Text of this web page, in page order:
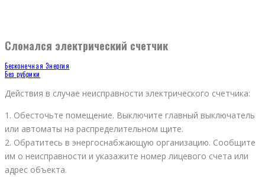
Сломался электрический счетчик
Бесконечная Энергия
Без рубрики
Действия в случае неисправности электрического счетчика:
1. Обесточьте помещение. Выключите главный выключатель
или автоматы на распределительном щите.
2. Обратитесь в энергоснабжающую организацию. Сообщите
им о неисправности и указажите номер лицевого счета или
адрес объекта.